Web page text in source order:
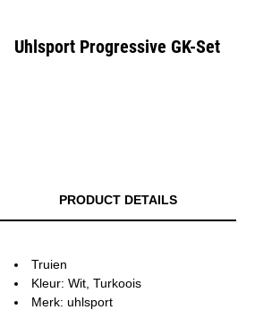
Uhlsport Progressive GK-Set
PRODUCT DETAILS
Truien
Kleur: Wit, Turkoois
Merk: uhlsport